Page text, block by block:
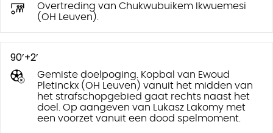
Overtreding van Chukwubuikem Ikwuemesi
(OH Leuven).
90’+2’
Gemiste doelpoging. Kopbal van Ewoud
Pletinckx (OH Leuven) vanuit het midden van
het strafschopgebied gaat rechts naast het
doel. Op aangeven van Lukasz Lakomy met
een voorzet vanuit een dood spelmoment.